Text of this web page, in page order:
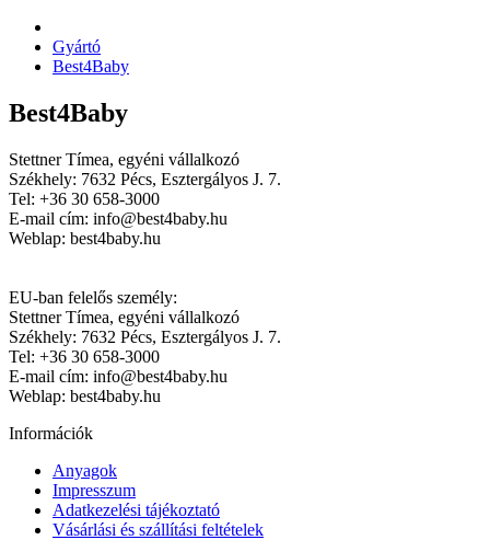
Gyártó
Best4Baby
Best4Baby
Stettner Tímea, egyéni vállalkozó
Székhely: 7632 Pécs, Esztergályos J. 7.
Tel: +36 30 658-3000
E-mail cím: info@best4baby.hu
Weblap: best4baby.hu
EU-ban felelős személy:
Stettner Tímea, egyéni vállalkozó
Székhely: 7632 Pécs, Esztergályos J. 7.
Tel: +36 30 658-3000
E-mail cím: info@best4baby.hu
Weblap: best4baby.hu
Információk
Anyagok
Impresszum
Adatkezelési tájékoztató
Vásárlási és szállítási feltételek